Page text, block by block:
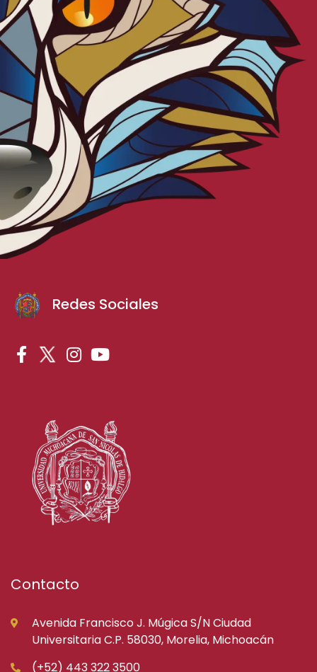
Redes Sociales
Contacto
Avenida Francisco J. Múgica S/N Ciudad
Universitaria C.P. 58030, Morelia, Michoacán
(+52) 443 322 3500